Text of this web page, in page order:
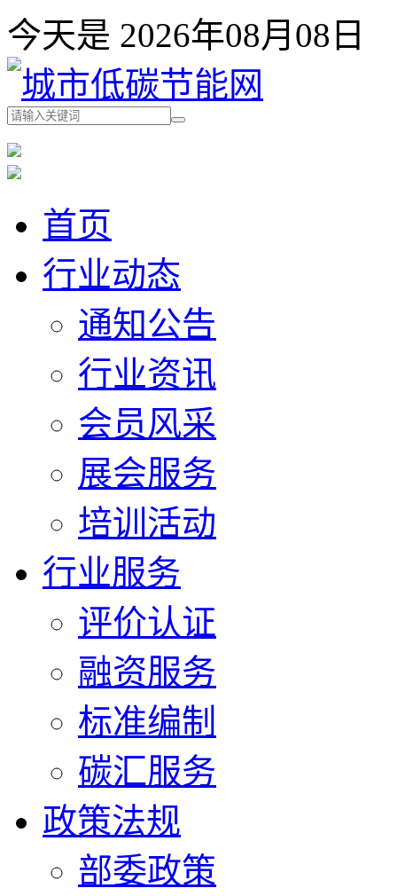
今天是 2026年08月08
首页
行业动态
通知公告
行业资讯
会员风采
展会服务
培训活动
行业服务
评价认证
融资服务
标准编制
碳汇服务
政策法规
部委政策